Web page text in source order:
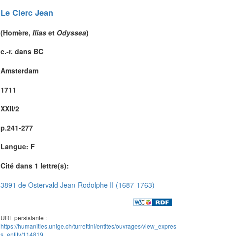
Le Clerc Jean
(Homère, Ilias et Odyssea)
c.-r. dans BC
Amsterdam
1711
XXII/2
p.241-277
Langue: F
Cité dans 1 lettre(s):
3891 de Ostervald Jean-Rodolphe II (1687-1763)
URL persistante :
https://humanities.unige.ch/turrettini/entites/ouvrages/view_expres
s_entity/114819